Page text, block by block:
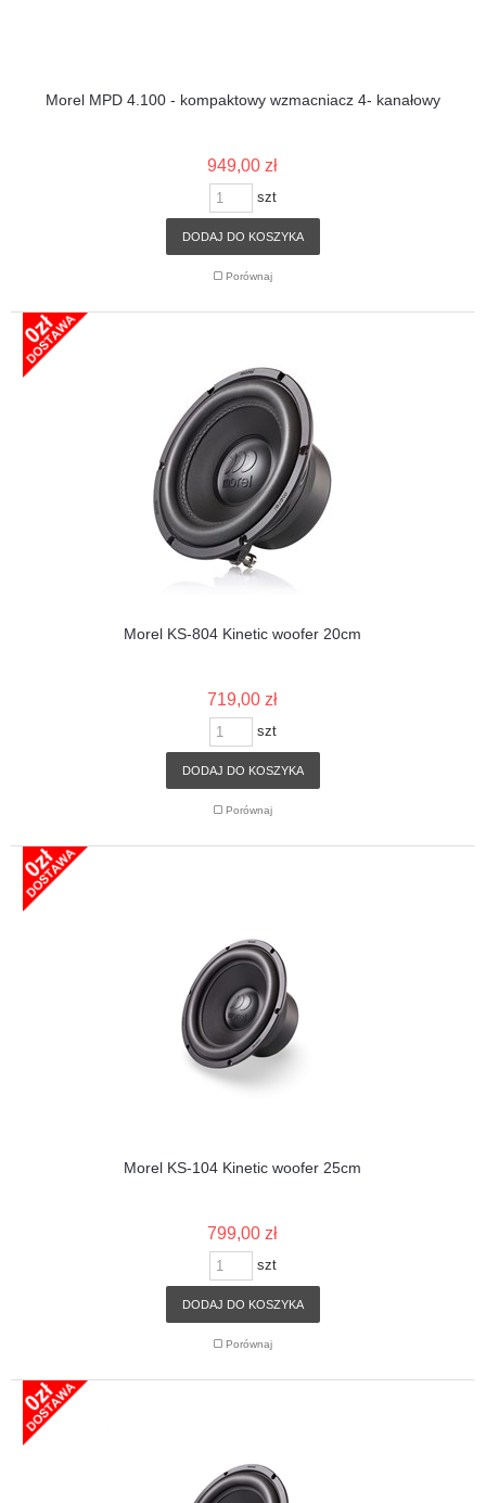
Morel MPD 4.100 - kompaktowy wzmacniacz 4- kanałowy
949,00 zł
szt
DODAJ DO KOSZYKA
Porównaj
Morel KS-804 Kinetic woofer 20cm
719,00 zł
szt
DODAJ DO KOSZYKA
Porównaj
Morel KS-104 Kinetic woofer 25cm
799,00 zł
szt
DODAJ DO KOSZYKA
Porównaj